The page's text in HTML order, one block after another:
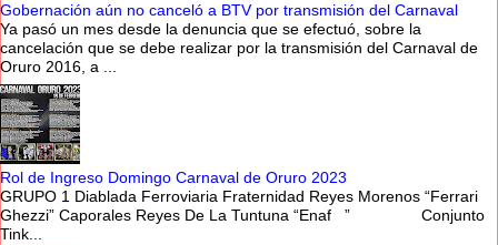
Gobernación aún no canceló a BTV por transmisión del Carnaval
Ya pasó un mes desde la denuncia que se efectuó, sobre la
cancelación que se debe realizar por la transmisión del Carnaval de
Oruro 2016, a ...
Rol de Ingreso Domingo Carnaval de Oruro 2023
GRUPO 1 Diablada Ferroviaria Fraternidad Reyes Morenos “Ferrari
Ghezzi” Caporales Reyes De La Tuntuna “Enaf ” Conjunto
Tink...